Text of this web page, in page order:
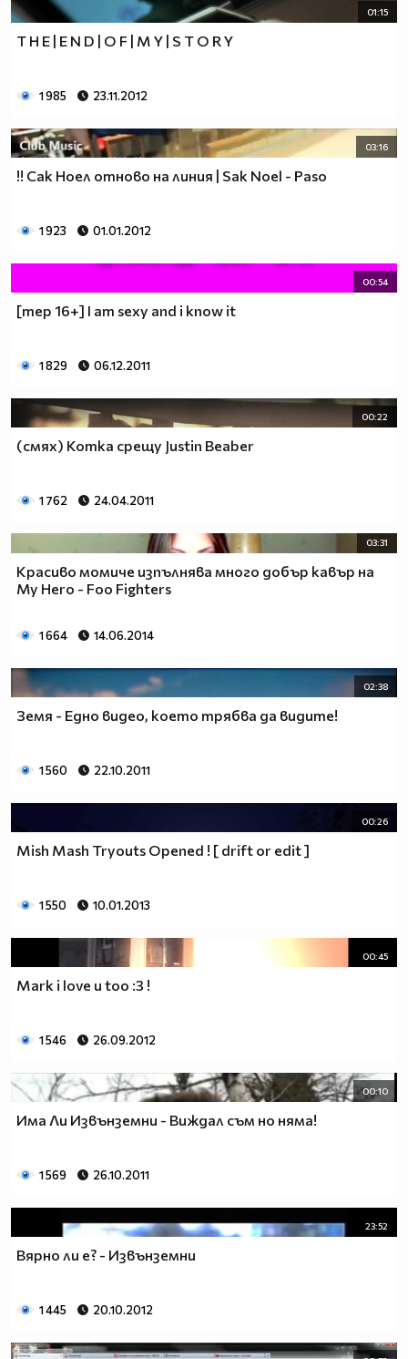
01:15
T H E | E N D | O F | M Y | S T O R Y
1 985 23.11.2012
03:16
!! Сак Ноел отново на линия | Sak Noel - Paso
1 923 01.01.2012
00:54
[mep 16+] I am sexy and i know it
1 829 06.12.2011
00:22
(смях) Котка срещу Justin Beaber
1 762 24.04.2011
03:31
Красиво момиче изпълнява много добър кавър на
My Hero - Foo Fighters
1 664 14.06.2014
02:38
Земя - Едно видео, което трябва да видите!
1 560 22.10.2011
00:26
Mish Mash Tryouts Opened ! [ drift or edit ]
1 550 10.01.2013
00:45
Mark i love u too :3 !
1 546 26.09.2012
00:10
Има Ли Извънземни - Виждал съм но няма!
1 569 26.10.2011
23:52
Вярно ли е? - Извънземни
1 445 20.10.2012